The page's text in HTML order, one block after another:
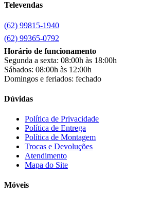
Clarice
clock
Colibri
Colli(53)
Colormaq(43)
Companhia do Estofado
Cotherm(2)
D' Doro Móveis
Dako(23)
Demóbile(13)
Dômina
Doripel
Televendas
(62) 99815-1940
(62) 99365-0792
Horário de funcionamento
Segunda a sexta: 08:00h às 18:00h
Sábados: 08:00h às 12:00h
Domingos e feriados: fechado
Dúvidas
Política de Privacidade
Política de Entrega
Política de Montagem
Trocas e Devoluções
Atendimento
Mapa do Site
Móveis